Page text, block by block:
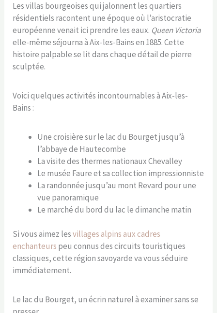
Les villas bourgeoises qui jalonnent les quartiers
résidentiels racontent une époque où l’aristocratie
européenne venait ici prendre les eaux. Queen Victoria
elle-même séjourna à Aix-les-Bains en 1885. Cette
histoire palpable se lit dans chaque détail de pierre
sculptée.
Voici quelques activités incontournables à Aix-les-
Bains :
Une croisière sur le lac du Bourget jusqu’à
l’abbaye de Hautecombe
La visite des thermes nationaux Chevalley
Le musée Faure et sa collection impressionniste
La randonnée jusqu’au mont Revard pour une
vue panoramique
Le marché du bord du lac le dimanche matin
Si vous aimez lesvillages alpins aux cadres
enchanteurs peu connus des circuits touristiques
classiques, cette région savoyarde va vous séduire
immédiatement.
Le lac du Bourget, un écrin naturel à examiner sans se